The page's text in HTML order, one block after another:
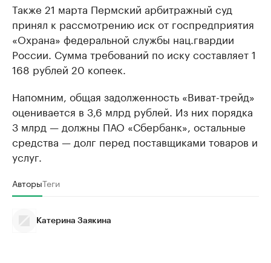
Также 21 марта Пермский арбитражный суд
принял к рассмотрению иск от госпредприятия
«Охрана» федеральной службы нац.гвардии
России. Сумма требований по иску составляет 1
168 рублей 20 копеек.
Напомним, общая задолженность «Виват-трейд»
оценивается в 3,6 млрд рублей. Из них порядка
3 млрд — должны ПАО «Сбербанк», остальные
средства — долг перед поставщиками товаров и
услуг.
АвторыТеги
Катерина Заякина